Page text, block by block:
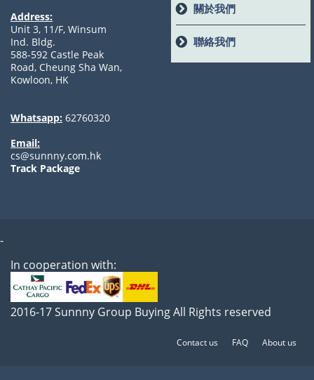
Address:
Unit 3, 11/F, Winsum
Ind. Bldg.
588-592 Castle Peak
Road, Cheung Sha Wan,
Kowloon, HK
Whatsapp: 62760320
Email:
cs@sunnny.com.hk
Track Package
關於我們
聯絡我們
-
In cooperation with:
2016-17 Sunnny Group Buying All Rights reserved
Contact us FAQ About us